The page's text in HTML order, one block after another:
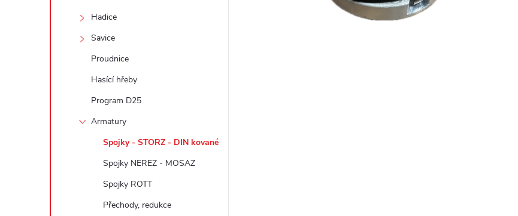
Hadice
Savice
Proudnice
Hasící hřeby
Program D25
Armatury
Spojky - STORZ - DIN kované
Spojky NEREZ - MOSAZ
Spojky ROTT
Přechody, redukce